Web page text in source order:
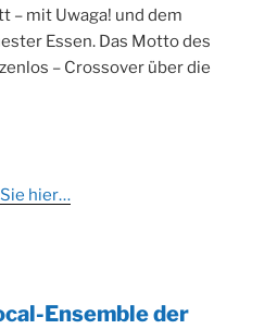
– mit Uwaga! und dem
Essen. Das Motto des
– Crossover über die
hier…
Ensemble der